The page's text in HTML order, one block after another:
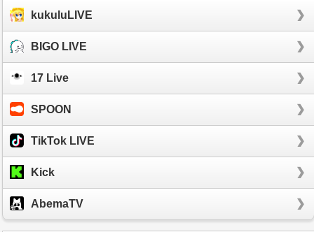
kukuluLIVE
BIGO LIVE
17 Live
SPOON
TikTok LIVE
Kick
AbemaTV